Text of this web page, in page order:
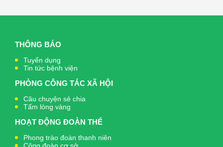
THÔNG BÁO
Tuyển dụng
Tin tức bệnh viện
PHÒNG CÔNG TÁC XÃ HỘI
Câu chuyện sẻ chia
Tấm lòng vàng
HOẠT ĐỘNG ĐOÀN THỂ
Phong trào đoàn thanh niên